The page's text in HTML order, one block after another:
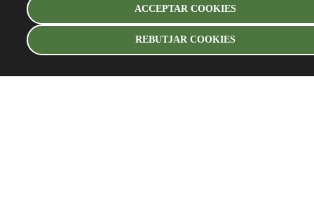
REBUTJAR COOKIES
ACCEPTAR COOKIES